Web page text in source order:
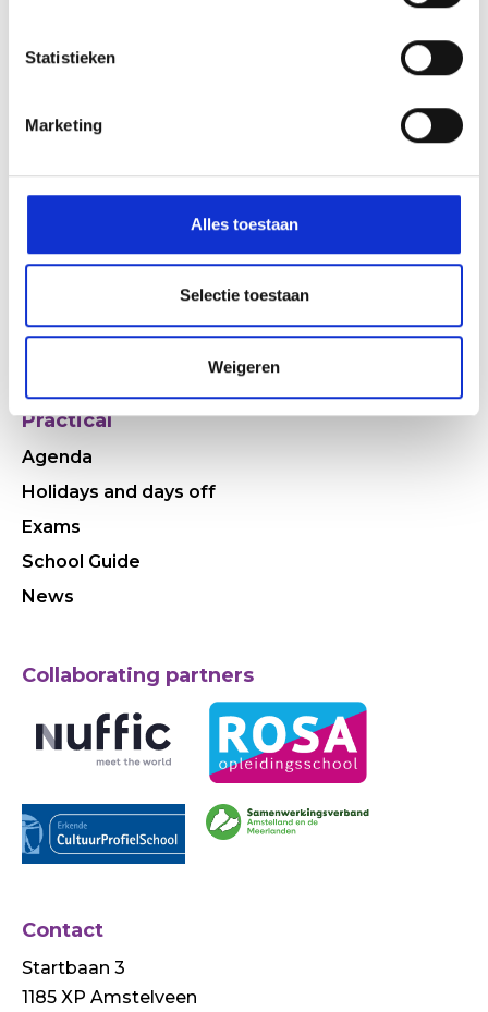
Statistieken
Marketing
Alles toestaan
Selectie toestaan
Weigeren
Who are we
Come and see the HWC
Why HWC
History
Practical
Agenda
Holidays and days off
Exams
School Guide
News
Collaborating partners
Contact
Startbaan 3
1185 XP Amstelveen